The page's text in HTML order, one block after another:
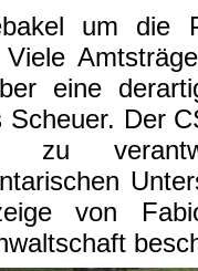
um die
Viele
eine
Scheuer. Der
zu
von